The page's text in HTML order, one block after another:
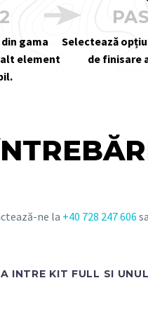
gama
element
Selectează
de finisare
ne la +40 728 247 606
INTRE KIT FULL SI